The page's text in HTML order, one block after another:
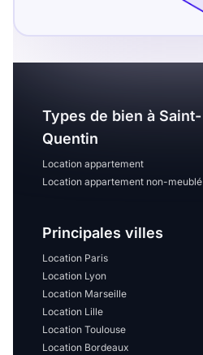
Nombre de chambres
disponibles
Espaces additionnels
Sélectionner...
Équipements des parties
Types de bien à Saint-
Quentin
Location appartement
Location appartement non-meublé
Principales villes
Location Paris
Location Lyon
Location Marseille
Location Lille
Location Toulouse
Location Bordeaux